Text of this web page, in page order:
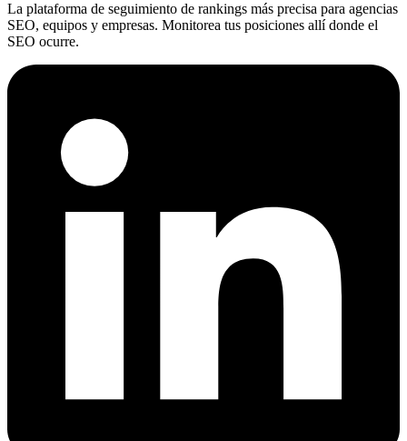
La plataforma de seguimiento de rankings más precisa para agencias
SEO, equipos y empresas. Monitorea tus posiciones allí donde el
SEO ocurre.